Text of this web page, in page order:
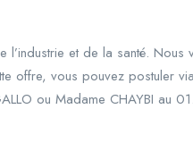
et de la santé.
offre, vous pouvez postuler
ou Madame CHAYBI au